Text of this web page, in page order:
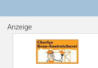
Anzeige